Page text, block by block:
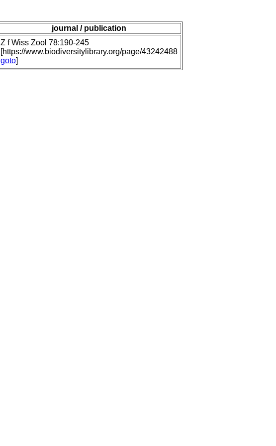
journal / publication
Z f Wiss Zool 78:190-245
[https://www.biodiversitylibrary.org/page/43242488
goto]